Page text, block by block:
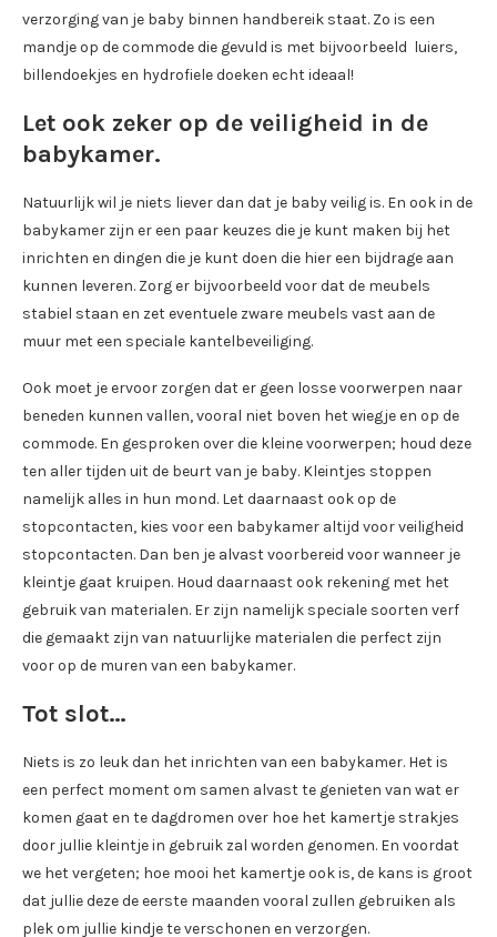
verzorging van je baby binnen handbereik staat. Zo is een
mandje op de commode die gevuld is met bijvoorbeeld luiers,
billendoekjes en hydrofiele doeken echt ideaal!
Let ook zeker op de veiligheid in de
babykamer.
Natuurlijk wil je niets liever dan dat je baby veilig is. En ook in de
babykamer zijn er een paar keuzes die je kunt maken bij het
inrichten en dingen die je kunt doen die hier een bijdrage aan
kunnen leveren. Zorg er bijvoorbeeld voor dat de meubels
stabiel staan en zet eventuele zware meubels vast aan de
muur met een speciale kantelbeveiliging.
Ook moet je ervoor zorgen dat er geen losse voorwerpen naar
beneden kunnen vallen, vooral niet boven het wiegje en op de
commode. En gesproken over die kleine voorwerpen; houd deze
ten aller tijden uit de beurt van je baby. Kleintjes stoppen
namelijk alles in hun mond. Let daarnaast ook op de
stopcontacten, kies voor een babykamer altijd voor veiligheid
stopcontacten. Dan ben je alvast voorbereid voor wanneer je
kleintje gaat kruipen. Houd daarnaast ook rekening met het
gebruik van materialen. Er zijn namelijk speciale soorten verf
die gemaakt zijn van natuurlijke materialen die perfect zijn
voor op de muren van een babykamer.
Tot slot…
Niets is zo leuk dan het inrichten van een babykamer. Het is
een perfect moment om samen alvast te genieten van wat er
komen gaat en te dagdromen over hoe het kamertje strakjes
door jullie kleintje in gebruik zal worden genomen. En voordat
we het vergeten; hoe mooi het kamertje ook is, de kans is groot
dat jullie deze de eerste maanden vooral zullen gebruiken als
plek om jullie kindje te verschonen en verzorgen.